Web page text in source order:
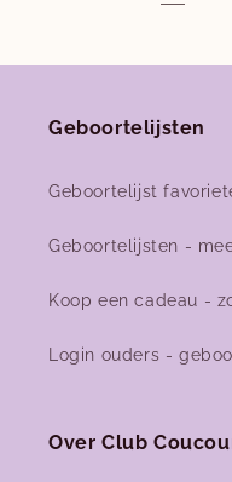
Geboortelijsten
Geboortelijst
Geboortelijsten -
Koop een cadeau -
Login ouders -
Over Club